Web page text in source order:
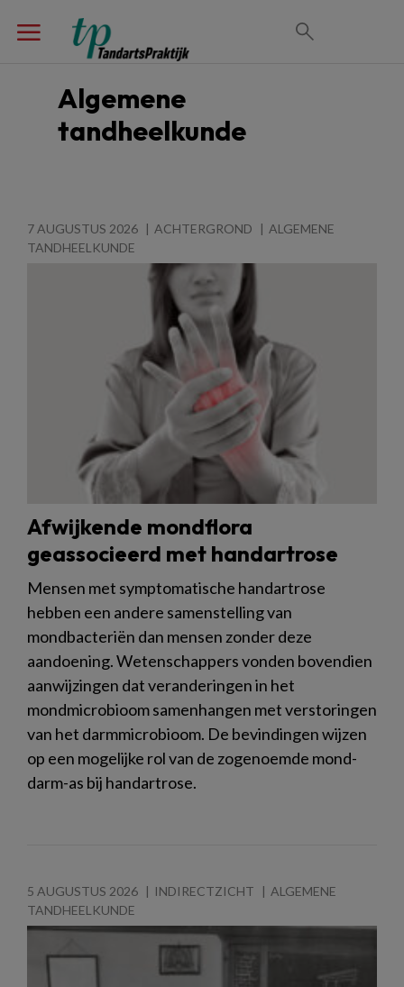
Algemene
tandheelkunde
7 AUGUSTUS 2026 ACHTERGROND
ALGEMENE
TANDHEELKUNDE
Afwijkende mondflora
geassocieerd met handartrose
Mensen met symptomatische handartrose
hebben een andere samenstelling van
mondbacteriën dan mensen zonder deze
aandoening. Wetenschappers vonden bovendien
aanwijzingen dat veranderingen in het
mondmicrobioom samenhangen met verstoringen
van het darmmicrobioom. De bevindingen wijzen
op een mogelijke rol van de zogenoemde mond-
darm-as bij handartrose.
5 AUGUSTUS 2026 INDIRECTZICHT
ALGEMENE
TANDHEELKUNDE